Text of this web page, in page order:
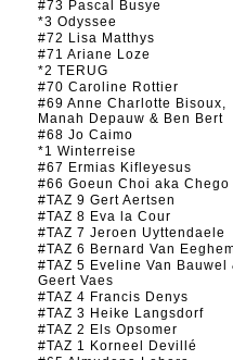
#73 Pascal Busye
*3 Odyssee
#72 Lisa Matthys
#71 Ariane Loze
*2 TERUG
#70 Caroline Rottier
#69 Anne Charlotte Bisoux,
Manah Depauw & Ben Bert
#68 Jo Caimo
*1 Winterreise
#67 Ermias Kifleyesus
#66 Goeun Choi aka Chego
#TAZ 9 Gert Aertsen
#TAZ 8 Eva la Cour
#TAZ 7 Jeroen Uyttendaele
#TAZ 6 Bernard Van
#TAZ 5 Eveline Van Bauwel
Geert Vaes
#TAZ 4 Francis Denys
#TAZ 3 Heike Langsdorf
#TAZ 2 Els Opsomer
#TAZ 1 Korneel Devillé